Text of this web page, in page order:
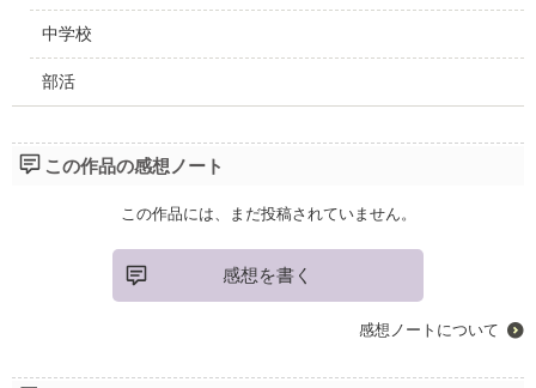
中学校
部活
この作品の感想ノート
この作品には、まだ投稿されていません。
感想を書く
感想ノートについて